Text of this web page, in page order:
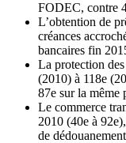
FODEC, contre
L’obtention de
créances
bancaires fin
La protection
(2010) à 118e
87e sur la même
Le commerce
2010 (40e à
de